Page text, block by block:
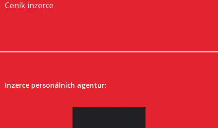
Ceník inzerce
Inzerce personálních agentur: